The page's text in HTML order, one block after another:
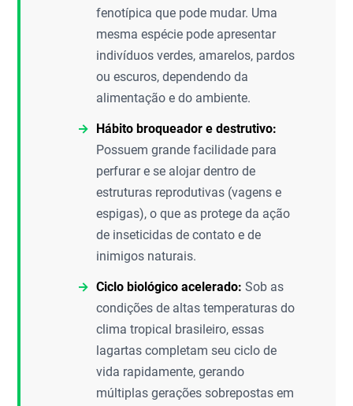
fenotípica que pode mudar. Uma
mesma espécie pode apresentar
indivíduos verdes, amarelos, pardos
ou escuros, dependendo da
alimentação e do ambiente.
Hábito broqueador e destrutivo:
Possuem grande facilidade para
perfurar e se alojar dentro de
estruturas reprodutivas (vagens e
espigas), o que as protege da ação
de inseticidas de contato e de
inimigos naturais.
Ciclo biológico acelerado: Sob as
condições de altas temperaturas do
clima tropical brasileiro, essas
lagartas completam seu ciclo de
vida rapidamente, gerando
múltiplas gerações sobrepostas em